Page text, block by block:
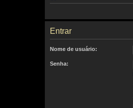
Entrar
Nome de usuário:
Senha: